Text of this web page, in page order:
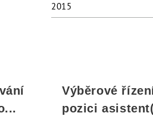
2015
Výběrové
pozici